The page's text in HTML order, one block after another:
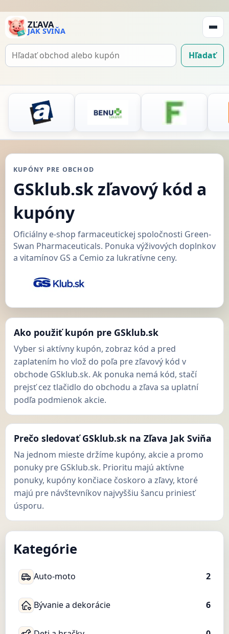
ZĽAVA
JAK SVIŇA
Hľadať
Hľadať
KUPÓNY PRE OBCHOD
GSklub.sk zľavový kód a
kupóny
Oficiálny e-shop farmaceutickej spoločnosti Green-
Swan Pharmaceuticals. Ponuka výživových doplnkov
a vitamínov GS a Cemio za lukratívne ceny.
Ako použiť kupón pre GSklub.sk
Vyber si aktívny kupón, zobraz kód a pred
zaplatením ho vlož do poľa pre zľavový kód v
obchode GSklub.sk. Ak ponuka nemá kód, stačí
prejsť cez tlačidlo do obchodu a zľava sa uplatní
podľa podmienok akcie.
Prečo sledovať GSklub.sk na Zľava Jak Sviňa
Na jednom mieste držíme kupóny, akcie a promo
ponuky pre GSklub.sk. Prioritu majú aktívne
ponuky, kupóny končiace čoskoro a zľavy, ktoré
majú pre návštevníkov najvyššiu šancu priniesť
úsporu.
Kategórie
Auto-moto 2
Bývanie a dekorácie 6